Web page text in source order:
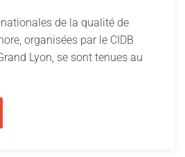
de la qualité de
organisées par le CIDB
Lyon, se sont tenues au